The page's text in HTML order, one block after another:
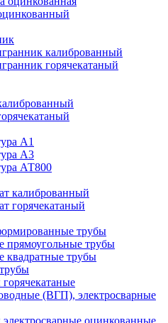
калиброванный
горячекатаный
А1
А3
АТ800
калиброванный
горячекатаный
трубы
прямоугольные трубы
квадратные трубы
(ВГП), электросварные
оцинкованные